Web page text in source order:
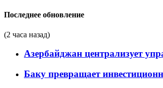
Последнее обновление
(2 часа назад)
Азербайджан централизует
Баку превращает